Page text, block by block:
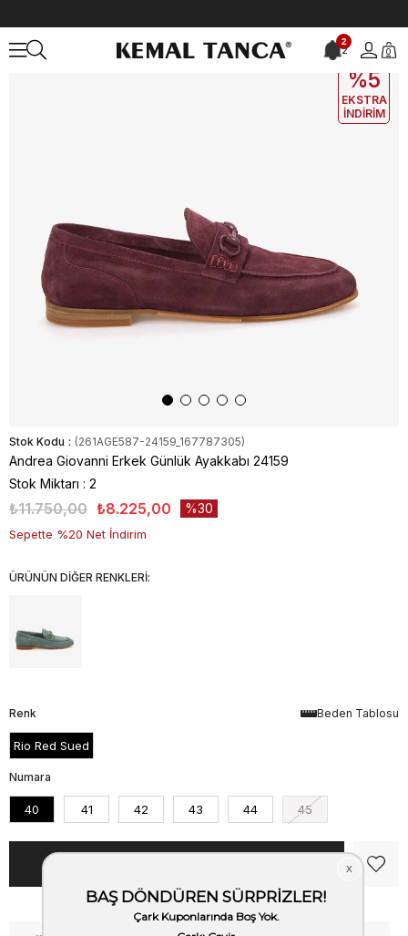
2
2 0
EKLE5
%5
EKSTRA
İNDİRİM
Stok Kodu (261AGE587-24159_167787305)
Andrea Giovanni Erkek Günlük Ayakkabı 24159
Stok Miktarı : 2
₺11.750,00 ₺8.225,00 30
Sepette %20 Net İndirim
ÜRÜNÜN DİĞER RENKLERİ:
Beden Tablosu
Renk
Rio Red Sued
Numara
40 41 42 43 44 45